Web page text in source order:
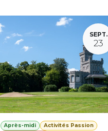
SEPT.
23
Après-midi
Activités Passion